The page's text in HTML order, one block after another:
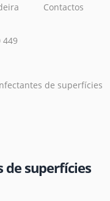
Contactos
449
de superfícies
de superfícies